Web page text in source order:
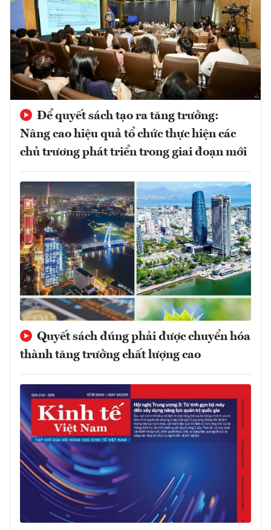
Để quyết sách tạo ra tăng trưởng:
Nâng cao hiệu quả tổ chức thực hiện các
chủ trương phát triển trong giai đoạn mới
Quyết sách đúng phải được chuyển hóa
thành tăng trưởng chất lượng cao